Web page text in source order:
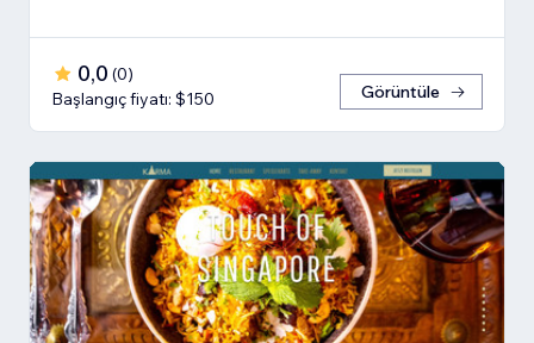
0,0 (0)
Başlangıç fiyatı: $150
Görüntüle